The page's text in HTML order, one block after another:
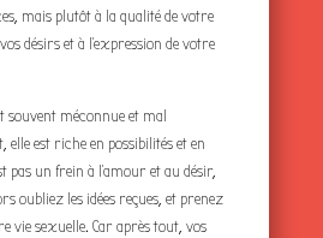
mais plutôt à la qualité de votre
désirs et à l’expression de votre
souvent méconnue et mal
elle est riche en possibilités et en
pas un frein à l’amour et au désir,
oubliez les idées reçues, et prenez
vie sexuelle. Car après tout, vos